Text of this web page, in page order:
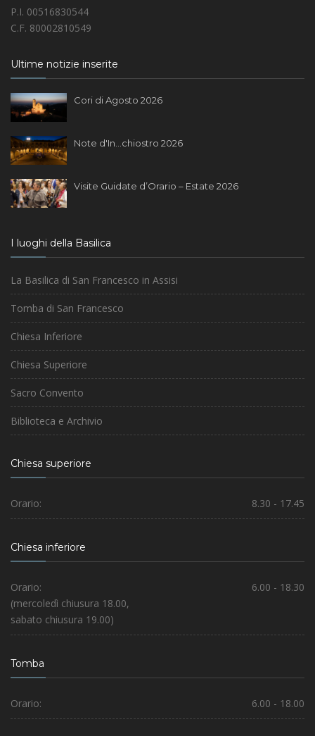
P.I. 00516830544
C.F. 80002810549
Ultime notizie inserite
Cori di Agosto 2026
Note d'In...chiostro 2026
Visite Guidate d’Orario – Estate 2026
I luoghi della Basilica
La Basilica di San Francesco in Assisi
Tomba di San Francesco
Chiesa Inferiore
Chiesa Superiore
Sacro Convento
Biblioteca e Archivio
Chiesa superiore
Orario: 8.30 - 17.45
Chiesa inferiore
Orario:
6.00 - 18.30
(mercoledì chiusura 18.00,
sabato chiusura 19.00)
Tomba
Orario: 6.00 - 18.00